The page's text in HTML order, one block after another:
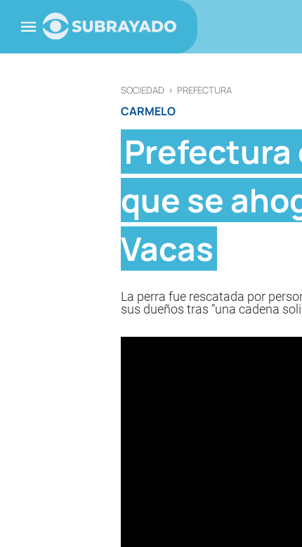
SOCIEDAD > PREFECTURA
CARMELO
Prefectura
que se
Vacas
La perra fue rescatada por
sus dueños tras “una cadena